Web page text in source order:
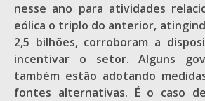
nesse ano para atividades
eólica o triplo do anterior,
2,5 bilhões, corroboram a
incentivar o setor. Alguns
também estão adotando
fontes alternativas. É o caso